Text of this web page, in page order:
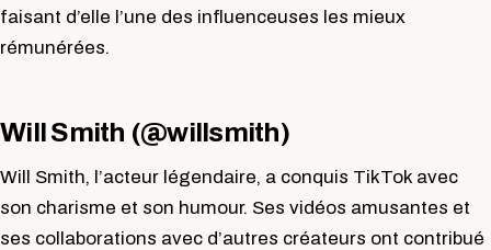
faisant d’elle l’une des influenceuses les mieux
rémunérées.
Will Smith (@willsmith)
Will Smith, l’acteur légendaire, a conquis TikTok avec
son charisme et son humour. Ses vidéos amusantes et
ses collaborations avec d’autres créateurs ont contribué